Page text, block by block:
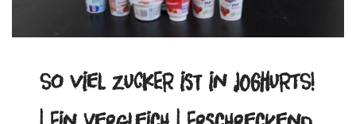
So viel ZUCKER ist in JOGHURTS!